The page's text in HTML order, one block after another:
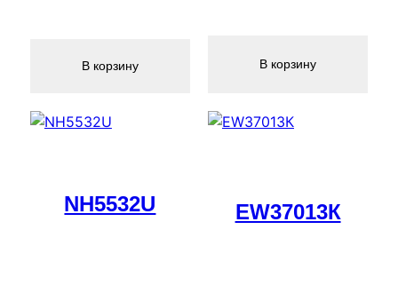
В корзину В корзину
NH5532U EW37013К